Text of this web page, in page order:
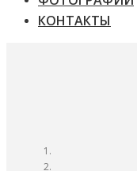
КОНТАКТЫ